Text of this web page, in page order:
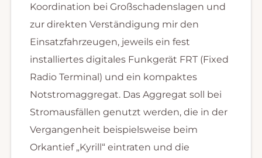
Koordination bei Großschadenslagen und
zur direkten Verständigung mir den
Einsatzfahrzeugen, jeweils ein fest
installiertes digitales Funkgerät FRT (Fixed
Radio Terminal) und ein kompaktes
Notstromaggregat. Das Aggregat soll bei
Stromausfällen genutzt werden, die in der
Vergangenheit beispielsweise beim
Orkantief „Kyrill“ eintraten und die